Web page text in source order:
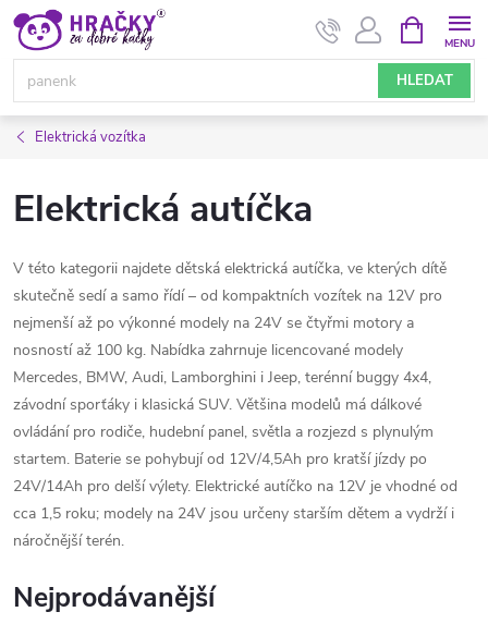
Přejít
obsah
HLEDAT
NÁKUPNÍ
KOŠÍK
Elektrická vozítka
Elektrická autíčka
V této kategorii najdete dětská elektrická autíčka, ve kterých dítě
skutečně sedí a samo řídí – od kompaktních vozítek na 12V pro
nejmenší až po výkonné modely na 24V se čtyřmi motory a
nosností až 100 kg. Nabídka zahrnuje licencované modely
Mercedes, BMW, Audi, Lamborghini i Jeep, terénní buggy 4x4,
závodní sporťáky i klasická SUV. Většina modelů má dálkové
ovládání pro rodiče, hudební panel, světla a rozjezd s plynulým
startem. Baterie se pohybují od 12V/4,5Ah pro kratší jízdy po
24V/14Ah pro delší výlety. Elektrické autíčko na 12V je vhodné od
cca 1,5 roku; modely na 24V jsou určeny starším dětem a vydrží i
náročnější terén.
Nejprodávanější